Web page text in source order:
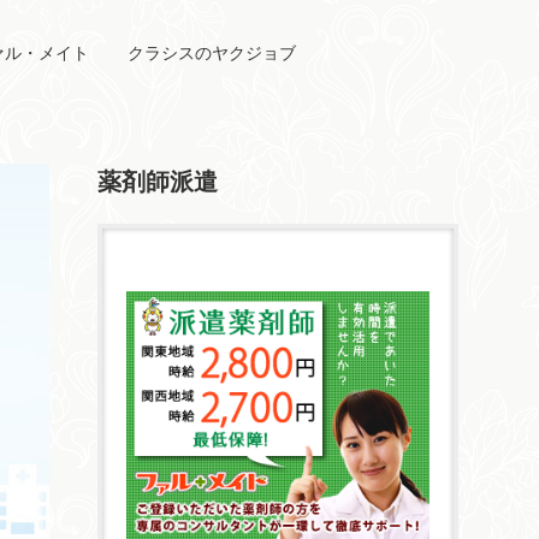
ル・メイト クラシスのヤクジョブ
薬剤師派遣